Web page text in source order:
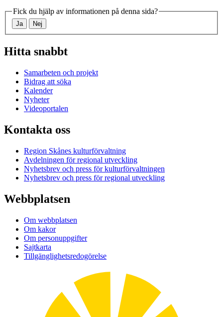
Fick du hjälp av informationen på denna sida?
Ja Nej
Hitta snabbt
Samarbeten och projekt
Bidrag att söka
Kalender
Nyheter
Videoportalen
Kontakta oss
Region Skånes kulturförvaltning
Avdelningen för regional utveckling
Nyhetsbrev och press för kulturförvaltningen
Nyhetsbrev och press för regional utveckling
Webbplatsen
Om webbplatsen
Om kakor
Om personuppgifter
Sajtkarta
Tillgänglighetsredogörelse